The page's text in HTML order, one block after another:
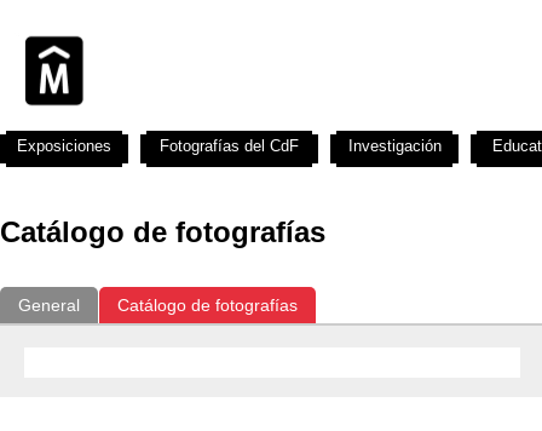
Catálogo de fotografías
General Catálogo de fotografías
Exposiciones Fotografías del CdF Investigación